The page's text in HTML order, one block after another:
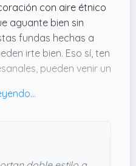
con aire étnico
aguante bien sin
fundas hechas a
irte bien. Eso sí, ten
pueden venir un
más grandes para
y el tejido es